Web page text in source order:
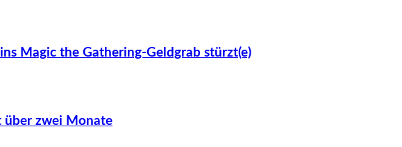
Magic the Gathering-Geldgrab stürzt(e)
über zwei Monate